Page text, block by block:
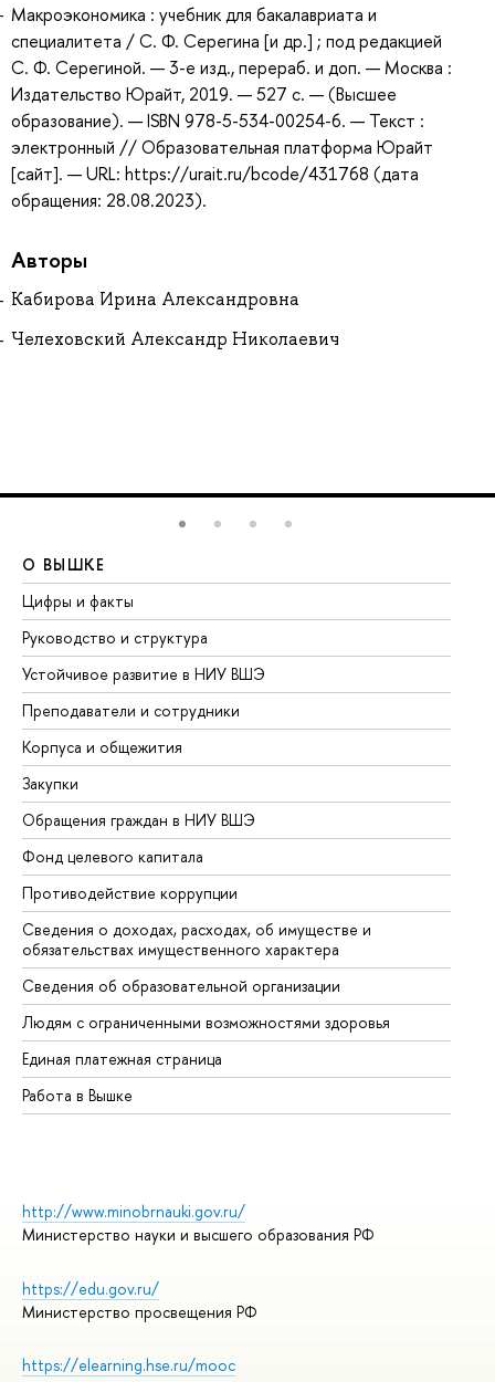
Макроэкономика : учебник для бакалавриата и
специалитета / С. Ф. Серегина [и др.] ; под редакцией
С. Ф. Серегиной. — 3-е изд., перераб. и доп. — Москва :
Издательство Юрайт, 2019. — 527 с. — (Высшее
образование). — ISBN 978-5-534-00254-6. — Текст :
электронный // Образовательная платформа Юрайт
[сайт]. — URL: https://urait.ru/bcode/431768 (дата
обращения: 28.08.2023).
Авторы
Кабирова Ирина Александровна
Челеховский Александр Николаевич
О ВЫШКЕ
Цифры и факты
Руководство и структура
Устойчивое развитие в НИУ ВШЭ
Преподаватели и сотрудники
Корпуса и общежития
Закупки
Обращения граждан в НИУ ВШЭ
Фонд целевого капитала
Противодействие коррупции
Сведения о доходах, расходах, об имуществе и
обязательствах имущественного характера
Сведения об образовательной организации
Людям с ограниченными возможностями здоровья
Единая платежная страница
Работа в Вышке
http://www.minobrnauki.gov.ru/
Министерство науки и высшего образования РФ
https://edu.gov.ru/
Министерство просвещения РФ
https://elearning.hse.ru/mooc